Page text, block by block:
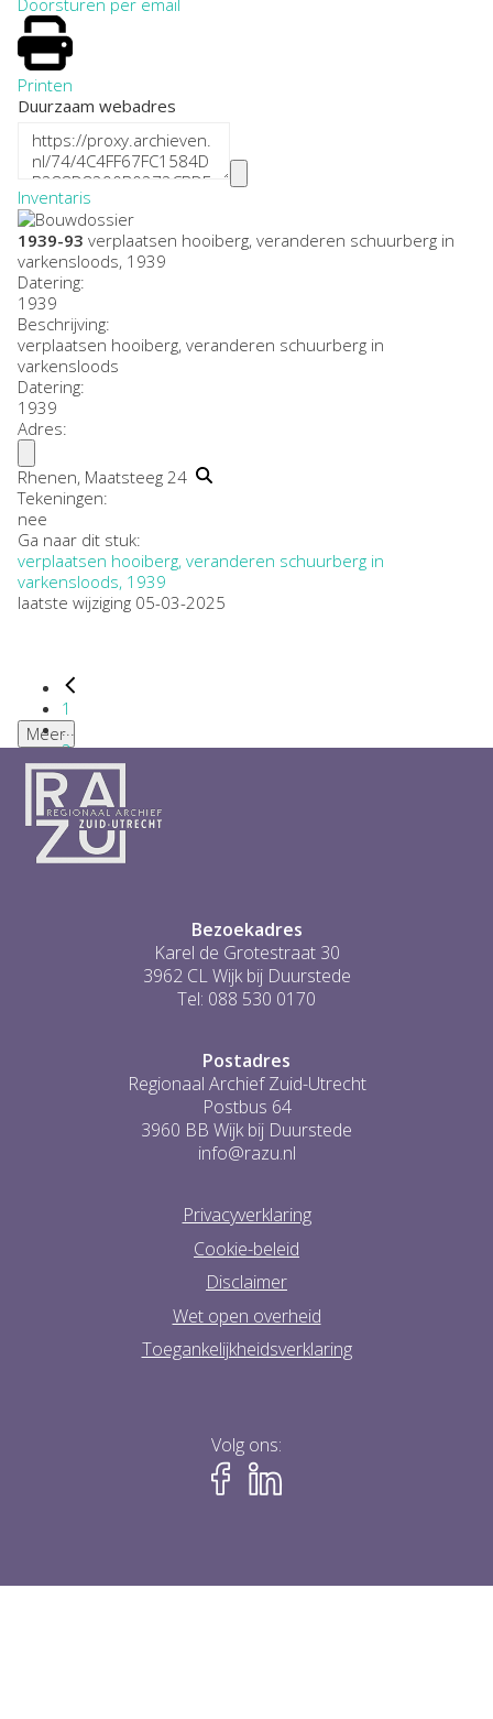
Printen
Duurzaam webadres
Inventaris
1939-93 verplaatsen hooiberg, veranderen schuurberg in
varkensloods, 1939
Datering:
1939
Beschrijving:
verplaatsen hooiberg, veranderen schuurberg in
varkensloods
Datering:
1939
Adres:
Rhenen, Maatsteeg 24
Tekeningen:
nee
Ga naar dit stuk:
verplaatsen hooiberg, veranderen schuurberg in
varkensloods, 1939
laatste wijziging 05-03-2025
1
...
2
3
4
5
6
...
Meer
Bezoekadres
Karel de Grotestraat 30
3962 CL Wijk bij Duurstede
Tel: 088 530 0170
Postadres
Regionaal Archief Zuid-Utrecht
Postbus 64
3960 BB Wijk bij Duurstede
info@razu.nl
Privacyverklaring
Cookie-beleid
Disclaimer
Wet open overheid
Toegankelijkheidsverklaring
Volg ons: